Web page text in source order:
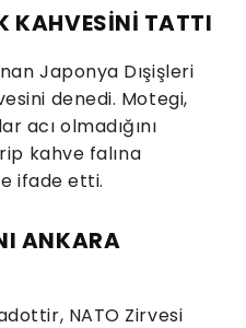
KAHVESİNİ TATTI
Japonya Dışişleri
denedi. Motegi,
acı olmadığını
kahve falına
ifade etti.
ANKARA
NATO Zirvesi